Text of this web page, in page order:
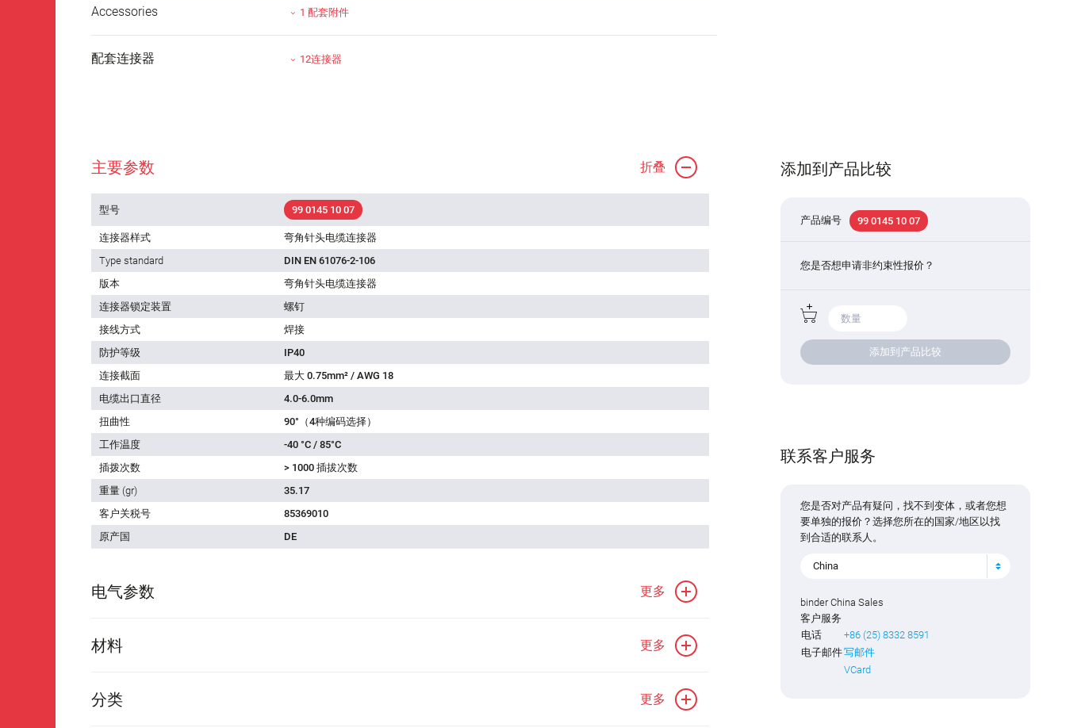
Accessories 1 配套附件
配套连接器 12连接器
主要参数 折叠
型号 99 0145 10 07
连接器样式
弯角针头电缆连接器
Type standard
DIN EN 61076-2-106
版本
弯角针头电缆连接器
连接器锁定装置
螺钉
接线方式
焊接
防护等级
IP40
连接截面
最大 0.75mm² / AWG 18
电缆出口直径
4.0-6.0mm
扭曲性
90°（4种编码选择）
工作温度
-40 °C / 85°C
插拨次数
> 1000 插拔次数
重量 (gr)
35.17
客户关税号
85369010
原产国
DE
电气参数 更多
材料 更多
分类 更多
添加到产品比较
产品编号 99 0145 10 07
您是否想申请非约束性报价？
添加到产品比较
联系客户服务
您是否对产品有疑问，找不到变体，或者您想
要单独的报价？选择您所在的国家/地区以找
到合适的联系人。
China
binder China Sales
客户服务
电话
+86 (25) 8332 8591
电子邮件写邮件
VCard